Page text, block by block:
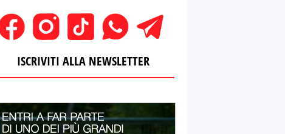
ISCRIVITI ALLA NEWSLETTER